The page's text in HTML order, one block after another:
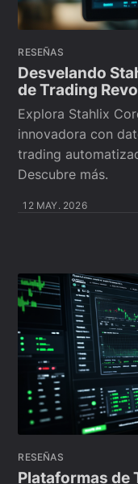
RESEÑAS
Desvelando
de Trading
Explora Stahlix
innovadora con
trading
Descubre más.
12 MAY. 2026
RESEÑAS
Plataformas de